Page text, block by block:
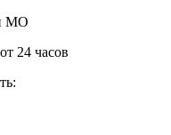
МО
от 24 часов